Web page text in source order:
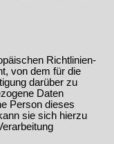
Richtlinien-
von dem für die
darüber zu
Daten
Person dieses
sie sich hierzu